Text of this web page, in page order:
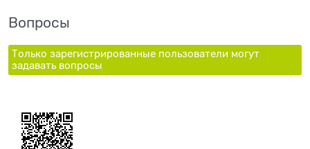
Вопросы
Только зарегистрированные пользователи могут
задавать вопросы